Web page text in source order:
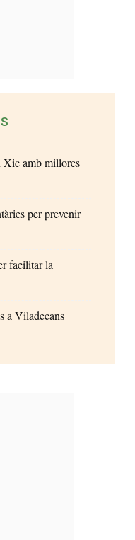
Xic amb millores
per prevenir
facilitar la
a Viladecans